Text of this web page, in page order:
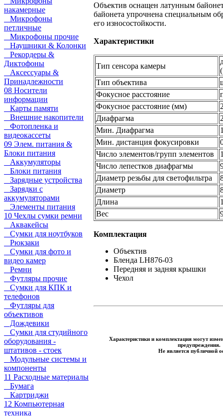
накамерные
Микрофоны
петличные
Микрофоны прочие
Наушники & Колонки
Рекордеры &
Диктофоны
Аксессуары &
Принадлежности
08 Носители
информации
Карты памяти
Внешние накопители
Фотопленка и
видеокассеты
09 Элем. питания &
Блоки питания
Аккумуляторы
Блоки питания
Зарядные устройства
Зарядки с
аккумуляторами
Элементы питания
10 Чехлы сумки ремни
Аквакейсы
Сумки для ноутбуков
Рюкзаки
Сумки для фото и
видео камер
Ремни
Футляры прочие
Сумки для КПК и
телефонов
Футляры для
объективов
Дождевики
Сумки для студийного
оборудования -
штативов - стоек
Модульные системы и
компоненты
11 Расходные материалы
Бумага
Картриджи
12 Компьютерная
техника
Объектив оснащен латунным
байонета упрочнена специальным
его износостойкости.
Характеристики
Тип сенсора камеры
Тип объектива
Фокусное расстояние
Фокусное расстояние (мм)
Диафрагма
Мин. Диафрагма
Мин. дистанция фокусировки
Число элементов/групп элементов
Число лепестков диафрагмы
Диаметр резьбы для светофильтра
Диаметр
Длина
Вес
Комплектация
Объектив
Бленда LH876-03
Передняя и задняя крышки
Чехол
Характеристики и комплектация могут
предупреждения.
Не является публичной